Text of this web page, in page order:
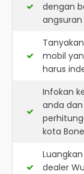
dengan
mobil
harus
Infokan
anda
kota
dealer